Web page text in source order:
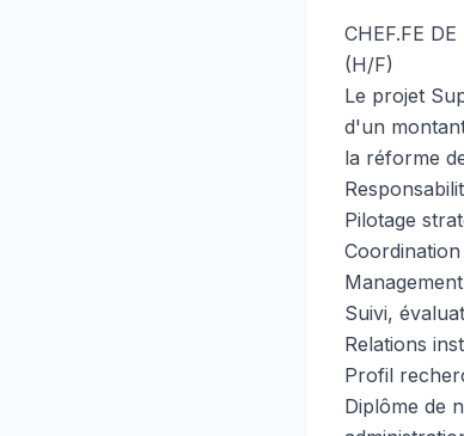
CHEF.FE
(H/F)
Le projet
d'un
la réforme
Pilotage
Suivi,
Relations
Profil
Diplôme de